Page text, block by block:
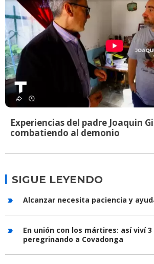
Experiencias del padre Joaquin
combatiendo al demonio
SIGUE LEYENDO
Alcanzar necesita paciencia y
En unión con los mártires: así viví
peregrinando a Covadonga